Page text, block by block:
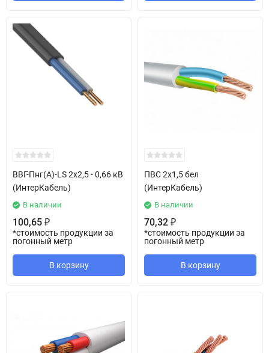
ВВГ-Пнг(А)-LS 2х2,5 - 0,66 кВ
(ИнтерКабель)
В наличии
100,65 ₽
*стоимость продукции за
погонный метр
В корзину
ПВС 2х1,5 бел
(ИнтерКабель)
В наличии
70,32 ₽
*стоимость продукции за
погонный метр
В корзину